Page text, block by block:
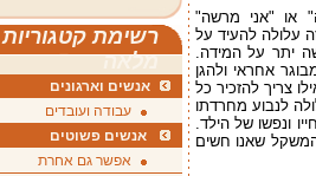
או "אני מרשה"
עלולה להעיד על
יתר על המידה.
אחראי ולהגן
צריך להזכיר כל
לנבוע מחרדתו
ונפשו של הילד.
שאנו חשים
רשימת קטגוריות
מלאה
אנשים וארגונים
עבודה ועובדים
אנשים פשוטים
אפשר גם אחרת